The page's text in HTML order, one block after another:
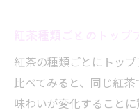
紅茶の種類ごとにトッ
比べてみると、同じ紅
味わいが変化すること